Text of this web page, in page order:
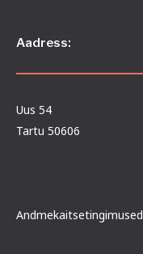
Aadress:
Uus 54
Tartu 50606
Andmekaitsetingimused